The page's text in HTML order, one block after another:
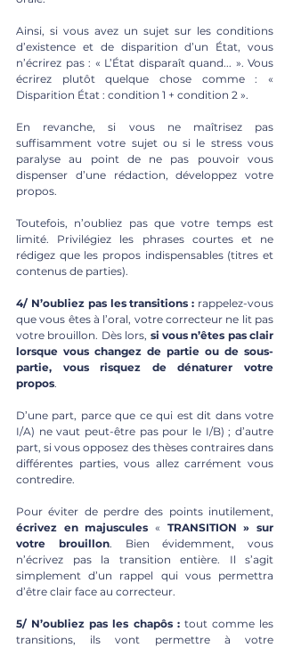
Ainsi, si vous avez un sujet sur les conditions
d’existence et de disparition d’un État, vous
n’écrirez pas : « L’État disparaît quand... ». Vous
écrirez plutôt quelque chose comme : «
Disparition État : condition 1 + condition 2 ».
En revanche, si vous ne maîtrisez pas
suffisamment votre sujet ou si le stress vous
paralyse au point de ne pas pouvoir vous
dispenser d’une rédaction, développez votre
propos.
Toutefois, n’oubliez pas que votre temps est
limité. Privilégiez les phrases courtes et ne
rédigez que les propos indispensables (titres et
contenus de parties).
4/ N’oubliez pas les transitions : rappelez-vous
que vous êtes à l’oral, votre correcteur ne lit pas
votre brouillon. Dès lors, si vous n’êtes pas clair
lorsque vous changez de partie ou de sous-
partie, vous risquez de dénaturer votre
propos.
D’une part, parce que ce qui est dit dans votre
I/A) ne vaut peut-être pas pour le I/B) ; d’autre
part, si vous opposez des thèses contraires dans
différentes parties, vous allez carrément vous
contredire.
écrivez en majuscules « TRANSITION » sur
votre brouillon. Bien évidemment, vous
n’écrivez pas la transition entière. Il s’agit
simplement d’un rappel qui vous permettra
d’être clair face au correcteur.
5/ N’oubliez pas les chapôs : tout comme les
transitions, ils vont permettre à votre